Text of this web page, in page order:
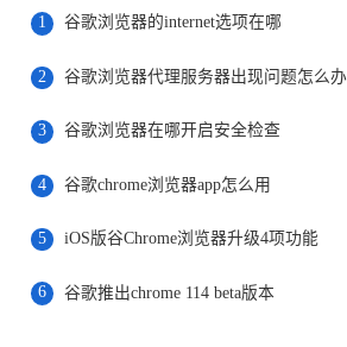
1 谷歌浏览器的internet选项在哪
2 谷歌浏览器代理服务器出现问题怎么办
3 谷歌浏览器在哪开启安全检查
4 谷歌chrome浏览器app怎么用
5 iOS版谷Chrome浏览器升级4项功能
6 谷歌推出chrome 114 beta版本